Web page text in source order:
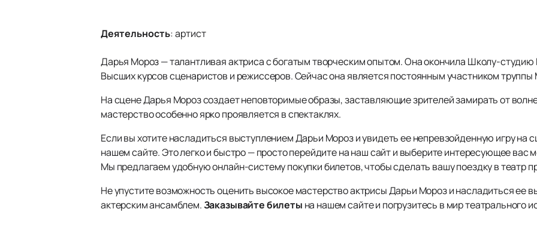
Деятельность:артист
Дарья Мороз — талантливая актриса с богатым творческим опытом. Она окончила Школу-
Высших курсов сценаристов и режиссеров. Сейчас она является постоянным участником
На сцене Дарья Мороз создает неповторимые образы, заставляющие зрителей замирать от
мастерство особенно ярко проявляется в спектаклях.
Если вы хотите насладиться выступлением Дарьи Мороз и увидеть ее непревзойденную игру на
нашем сайте. Это легко и быстро — просто перейдите на наш сайт и выберите интересующее вас
Мы предлагаем удобную онлайн-систему покупки билетов, чтобы сделать вашу поездку в театр
Не упустите возможность оценить высокое мастерство актрисы Дарьи Мороз и насладиться ее
актерским ансамблем.Заказывайте билеты на нашем сайте и погрузитесь в мир театрального